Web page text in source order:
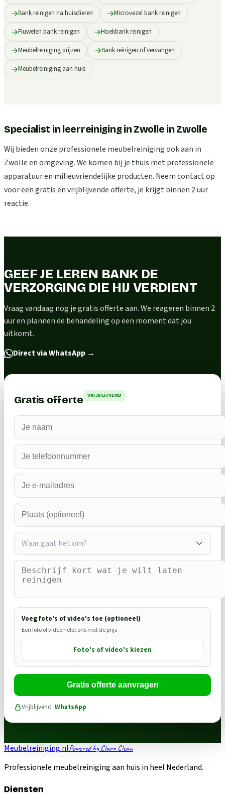
Bank reinigen na huisdieren Microvezel bank reinigen
Fluwelen bank reinigen Hoekbank reinigen
Meubelreiniging prijzen Bank reinigen of vervangen
Meubelreiniging aan huis
Specialist in leerreiniging in Zwolle inZwolle
Wij bieden onze professionele meubelreiniging ook aan in
Zwolle en omgeving. We komen bij je thuis met professionele
apparatuur en milieuvriendelijke producten. Neem contact op
voor een gratis en vrijblijvende offerte, je krijgt binnen 2 uur
reactie.
GEEF JE LEREN BANK DE
VERZORGING DIE HIJ VERDIENT
Vraag vandaag nog je gratis offerte aan. We reageren binnen 2
uur en plannen de behandeling op een moment dat jou
uitkomt.
Direct via WhatsApp →
Gratis offerte VRIJBLIJVEND
Waar gaat het om?
Voeg foto's of video's toe (optioneel)
Een foto of video helpt ons met de prijs
Foto's of video's kiezen
Gratis offerte aanvragen
Vrijblijvend ·WhatsApp
Meubelreiniging.nlPowered by Claro Clean
Professionele meubelreiniging aan huis in heel Nederland.
Diensten